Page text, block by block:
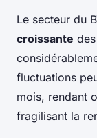
Le secteur du
croissante
fluctuations
mois, rendant
fragilisant la